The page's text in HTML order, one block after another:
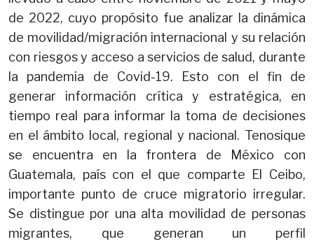
de 2022, cuyo propósito fue analizar la dinámica
de movilidad/migración internacional y su relación
con riesgos y acceso a servicios de salud, durante
la pandemia de Covid-19. Esto con el fin de
generar información crítica y estratégica, en
tiempo real para informar la toma de decisiones
en el ámbito local, regional y nacional. Tenosique
se encuentra en la frontera de México con
Guatemala, país con el que comparte El Ceibo,
importante punto de cruce migratorio irregular.
Se distingue por una alta movilidad de personas
migrantes, que generan un perfil